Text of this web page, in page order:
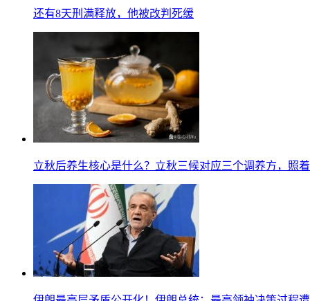
还有8天刑满释放，他被改判死缓
立秋后养生核心是什么？立秋三候对应三个调养方，照